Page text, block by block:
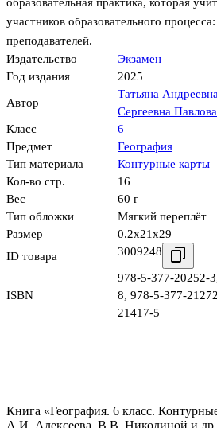
образовательная практика, которая
участников образовательного
преподавателей.
Издательство
Экзамен
Год издания
2025
Автор
Татьяна
Сергеевна Павлова
Класс
6
Предмет
География
Тип материала
Контурные карты
Кол-во стр.
16
Вес
60 г
Тип обложки
Мягкий переплёт
Размер
0.2x21x29
ID товара
3009248
ISBN
978-5-377-20252-3
8, 978-5-377-
21417-5
Книга «География. 6 класс.